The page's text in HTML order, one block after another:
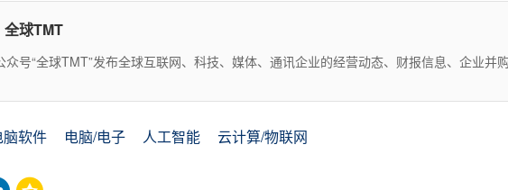
全球TMT
众号“全球TMT”发布全球互联网、科技、媒体、通讯企业的经营动态、财报信息、企业并
脑软件 电脑/电子 人工智能 云计算/物联网